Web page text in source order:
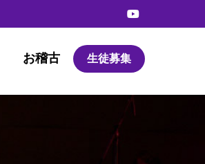
お稽古 生徒募集